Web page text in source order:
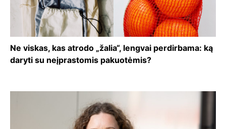
Ne viskas, kas atrodo „žalia“, lengvai perdirbama: ką
daryti su neįprastomis pakuotėmis?